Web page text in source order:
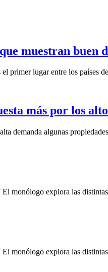
muestran buen
primer lugar entre los países
más por los
demanda algunas
monólogo explora las
monólogo explora las